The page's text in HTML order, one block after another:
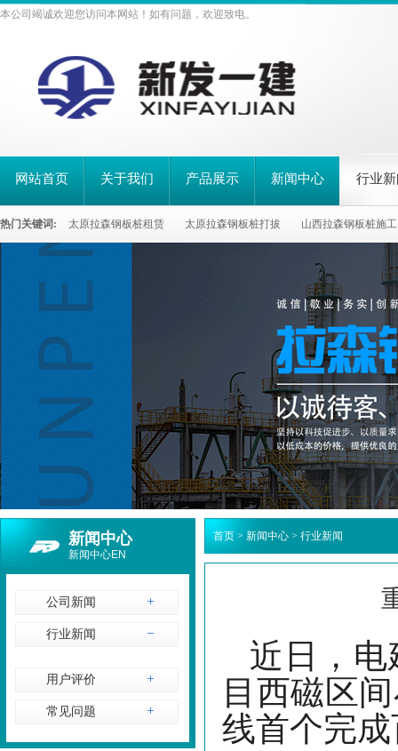
本公司竭诚欢迎您访问本网站！如有问题，欢迎致电。
网站首页 关于我们 产品展示 新闻中心 行业
热门关键词: 太原拉森钢板桩租赁 太原拉森钢板桩打拔 山西拉森钢板桩施工
新闻中心
新闻中心EN
公司新闻
行业新闻
用户评价
常见问题
首页 > 新闻中心 > 行业新闻
近日，电
目西磁区
线首个完